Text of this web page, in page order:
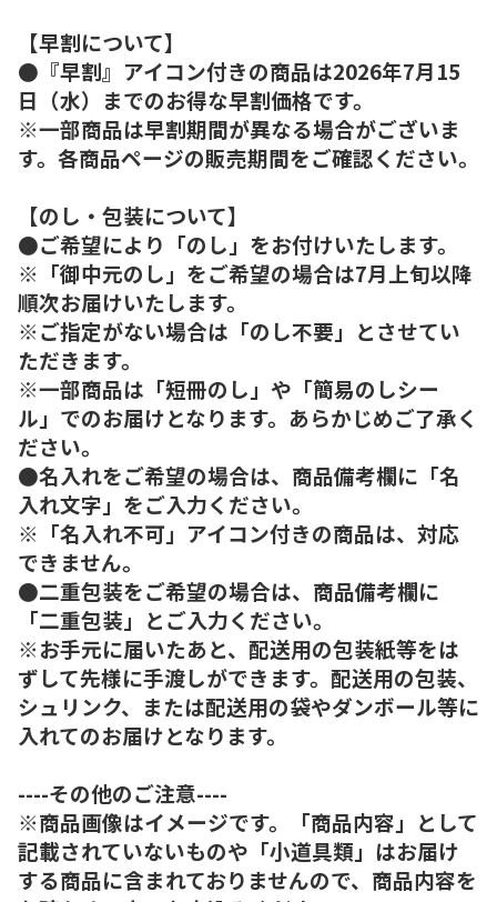
【早割について】
●『早割』アイコン付きの商品は2026年7月15
日（水）までのお得な早割価格です。
※一部商品は早割期間が異なる場合がございま
す。各商品ページの販売期間をご確認ください。
【のし・包装について】
●ご希望により「のし」をお付けいたします。
※「御中元のし」をご希望の場合は7月上旬以降
順次お届けいたします。
※ご指定がない場合は「のし不要」とさせてい
ただきます。
※一部商品は「短冊のし」や「簡易のしシー
ル」でのお届けとなります。あらかじめご了承く
ださい。
●名入れをご希望の場合は、商品備考欄に「名
入れ文字」をご入力ください。
※「名入れ不可」アイコン付きの商品は、対応
できません。
●二重包装をご希望の場合は、商品備考欄に
「二重包装」とご入力ください。
※お手元に届いたあと、配送用の包装紙等をは
ずして先様に手渡しができます。配送用の包装、
シュリンク、または配送用の袋やダンボール等に
入れてのお届けとなります。
----その他のご注意----
※商品画像はイメージです。「商品内容」として
記載されていないものや「小道具類」はお届け
する商品に含まれておりませんので、商品内容を